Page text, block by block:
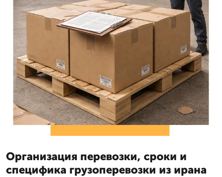
Организация перевозки, сроки и
специфика грузоперевозки из ирана